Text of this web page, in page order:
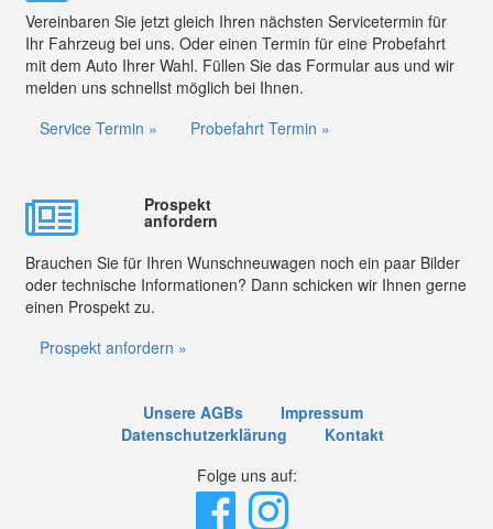
Vereinbaren Sie jetzt gleich Ihren nächsten Servicetermin für
Ihr Fahrzeug bei uns. Oder einen Termin für eine Probefahrt
mit dem Auto Ihrer Wahl. Füllen Sie das Formular aus und wir
melden uns schnellst möglich bei Ihnen.
Service Termin »
Probefahrt Termin »
Prospekt
anfordern
Brauchen Sie für Ihren Wunschneuwagen noch ein paar Bilder
oder technische Informationen? Dann schicken wir Ihnen gerne
einen Prospekt zu.
Prospekt anfordern »
Unsere AGBs
Impressum
Datenschutzerklärung
Kontakt
Folge uns auf: